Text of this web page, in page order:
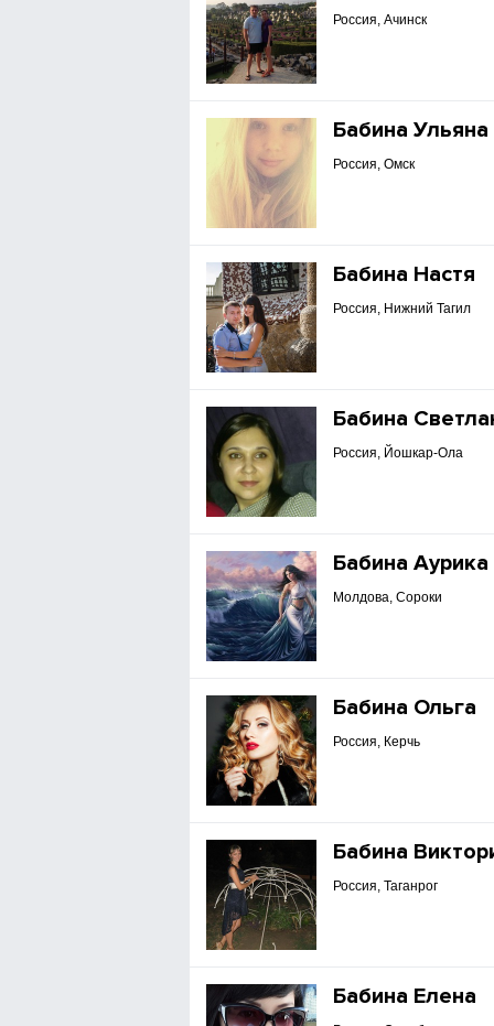
Россия, Ачинск
Бабина Ульяна
Россия, Омск
Бабина Настя
Россия, Нижний Тагил
Бабина
Россия, Йошкар-Ола
Бабина Аурика
Молдова, Сороки
Бабина Ольга
Россия, Керчь
Бабина
Россия, Таганрог
Бабина Елена